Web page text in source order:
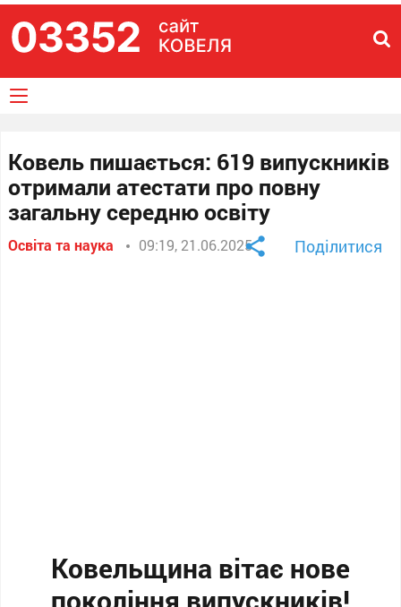
Ковель пишається: 619 випускників
отримали атестати про повну
загальну середню освіту
Освіта та наука 09:19, 21.06.2025 Поділитися
Ковельщина вітає нове